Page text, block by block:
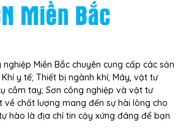
nghiệp Miền Bắc chuyên cung cấp các sản
y tế; Thiết bị ngành khí; Máy, vật tư
cầm tay; Sơn công nghiệp và vật tư
về chất lượng mang đến sự hài lòng cho
hào là địa chỉ tin cậy xứng đáng để bạn